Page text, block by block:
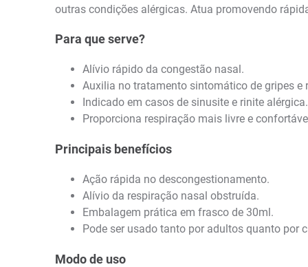
outras condições alérgicas. Atua promovendo
Para que serve?
Alívio rápido da congestão nasal.
Auxilia no tratamento sintomático de gripes e
Indicado em casos de sinusite e rinite alérgica.
Proporciona respiração mais livre e
Principais benefícios
Ação rápida no descongestionamento.
Alívio da respiração nasal obstruída.
Embalagem prática em frasco de 30ml.
Pode ser usado tanto por adultos quanto
Modo de uso